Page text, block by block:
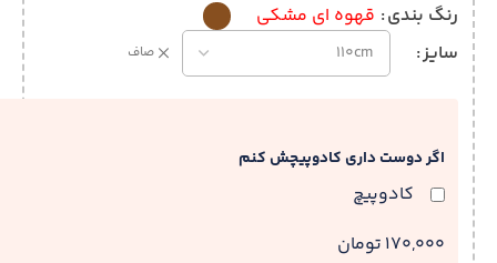
رنگ بندی قهوه ای مشکی
سایز
صاف
اگر دوست داری کادوپیچش کنم
کادوپیچ
170,000 تومان